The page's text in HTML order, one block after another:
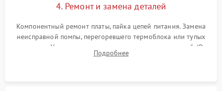
4. Ремонт и замена деталей
Компонентный ремонт платы, пайка цепей питания. Замена
неисправной помпы, перегоревшего термоблока или тупых
жерновов. Установка новых силиконовых уплотнителей (O-
ring) и тефлоновых трубок для надежного устранения
Подробнее